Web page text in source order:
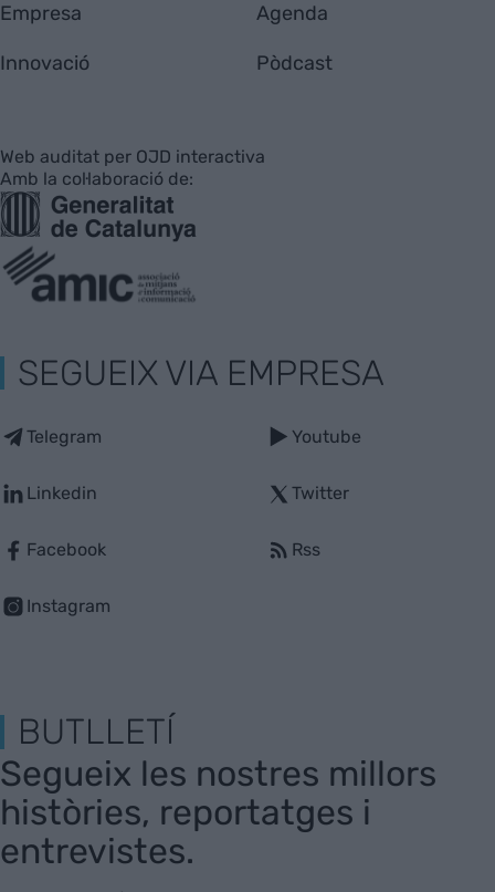
Empresa
Innovació
Agenda
Pòdcast
Web auditat per OJD interactiva
Amb la col·laboració de:
SEGUEIX VIA EMPRESA
Telegram
Linkedin
Facebook
Instagram
Youtube
Twitter
Rss
BUTLLETÍ
Segueix les nostres millors
històries, reportatges i
entrevistes.